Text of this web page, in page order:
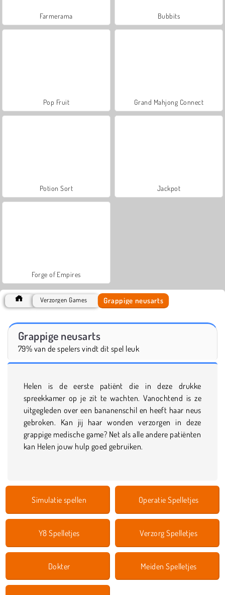
Farmerama Bubbits
Pop Fruit Grand Mahjong Connect
Potion Sort Jackpot
Forge of Empires
Verzorgen Games Grappige neusarts
Grappige neusarts
79% van de spelers vindt dit spel leuk
Helen is de eerste patiënt die in deze drukke
spreekkamer op je zit te wachten. Vanochtend is ze
uitgegleden over een bananenschil en heeft haar neus
gebroken. Kan jij haar wonden verzorgen in deze
grappige medische game? Net als alle andere patiënten
kan Helen jouw hulp goed gebruiken.
Simulatie spellen Operatie Spelletjes
Y8 Spelletjes Verzorg Spelletjes
Dokter Meiden Spelletjes